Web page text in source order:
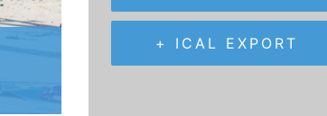
+ ICAL EXPORT